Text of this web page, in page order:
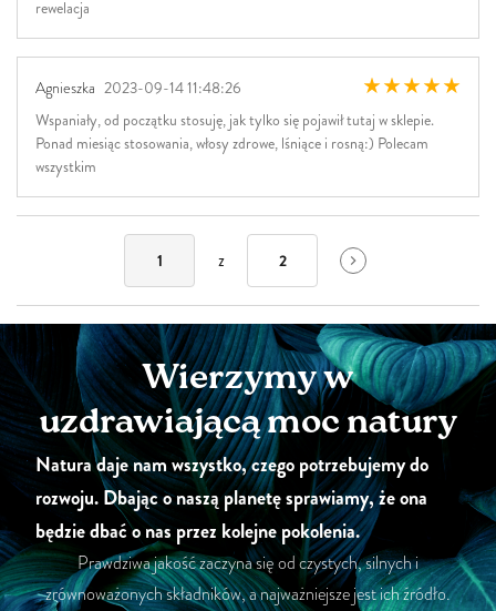
rewelacja
Agnieszka 2023-09-14 11:48:26
Wspaniały, od początku stosuję, jak tylko się pojawił tutaj w sklepie.
Ponad miesiąc stosowania, włosy zdrowe, lśniące i rosną:) Polecam
wszystkim
1 z 2
Wierzymy w
uzdrawiającą moc natury
Natura daje nam wszystko, czego potrzebujemy do
rozwoju. Dbając o naszą planetę sprawiamy, że ona
będzie dbać o nas przez kolejne pokolenia.
Prawdziwa jakość zaczyna się od czystych, silnych i
zrównoważonych składników, a najważniejsze jest ich źródło.